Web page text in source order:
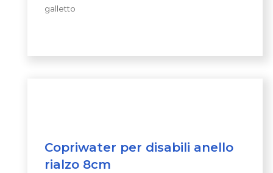
galletto
Copriwater per disabili anello
rialzo 8cm